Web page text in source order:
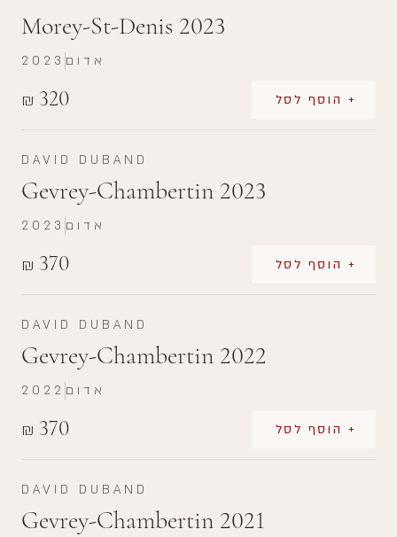
Morey-St-Denis 2023
₪ 320 + הוסף לסל
2023 אדום
DAVID DUBAND
Gevrey-Chambertin 2023
₪ 370 + הוסף לסל
2023 אדום
DAVID DUBAND
Gevrey-Chambertin 2022
₪ 370 + הוסף לסל
2022 אדום
DAVID DUBAND
Gevrey-Chambertin 2021